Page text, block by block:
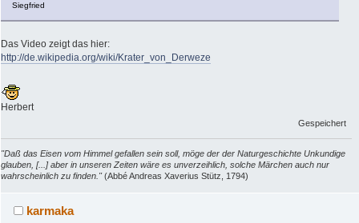
Siegfried
Das Video zeigt das hier:
http://de.wikipedia.org/wiki/Krater_von_Derweze
Herbert
Gespeichert
"Daß das Eisen vom Himmel gefallen sein soll, möge der der Naturgeschichte Unkundige
glauben, [...] aber in unseren Zeiten wäre es unverzeihlich, solche Märchen auch nur
wahrscheinlich zu finden."(Abbé Andreas Xaverius Stütz, 1794)
karmaka